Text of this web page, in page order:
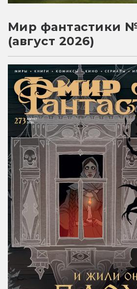
Мир фантастики
(август 2026)